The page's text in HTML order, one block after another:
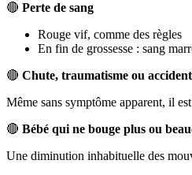
 Perte de sang
Rouge vif, comme des règles
En fin de grossesse : sang
 Chute, traumatisme ou accident
Même sans symptôme apparent, il est
 Bébé qui ne bouge plus ou
Une diminution inhabituelle des